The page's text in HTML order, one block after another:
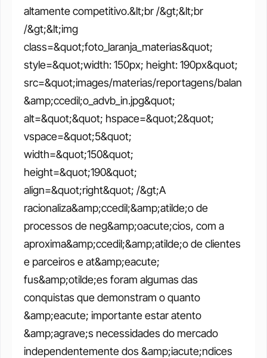
altamente competitivo.&lt;br /&gt;&lt;br
/&gt;&lt;img
class=&quot;foto_laranja_materias&quot;
style=&quot;width: 150px; height: 190px&quot;
src=&quot;images/materias/reportagens/balan
&amp;ccedil;o_advb_in.jpg&quot;
alt=&quot;&quot; hspace=&quot;2&quot;
vspace=&quot;5&quot;
width=&quot;150&quot;
height=&quot;190&quot;
align=&quot;right&quot; /&gt;A
racionaliza&amp;ccedil;&amp;atilde;o de
processos de neg&amp;oacute;cios, com a
aproxima&amp;ccedil;&amp;atilde;o de clientes
e parceiros e at&amp;eacute;
fus&amp;otilde;es foram algumas das
conquistas que demonstram o quanto
&amp;eacute; importante estar atento
&amp;agrave;s necessidades do mercado
independentemente dos &amp;iacute;ndices